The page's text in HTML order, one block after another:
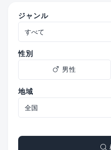
ジャンル
性別
男性
地域